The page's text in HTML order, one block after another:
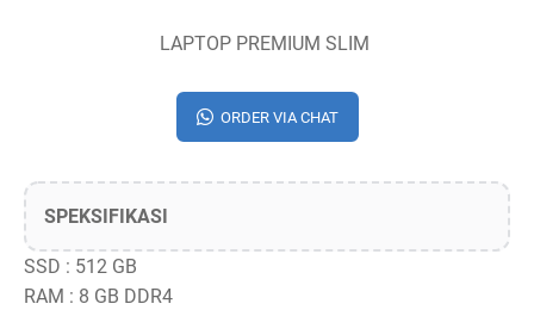
LAPTOP PREMIUM SLIM
ORDER VIA CHAT
SPEKSIFIKASI
SSD : 512 GB
RAM : 8 GB DDR4